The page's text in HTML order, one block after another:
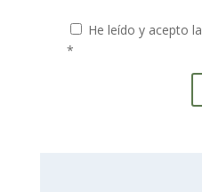
He leído y acepto la
*